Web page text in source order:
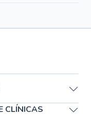
CLÍNICAS